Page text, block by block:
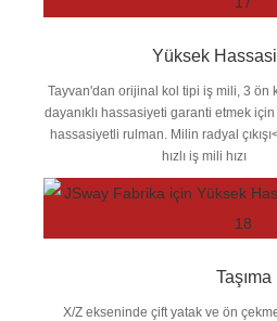
Yüksek
Tayvan'dan orijinal kol tipi iş mili, 3 ön
dayanıklı hassasiyeti garanti etmek
hassasiyetli rulman. Milin radyal
hızlı iş mili
Taşıma
X/Z ekseninde çift yatak ve ön çekme